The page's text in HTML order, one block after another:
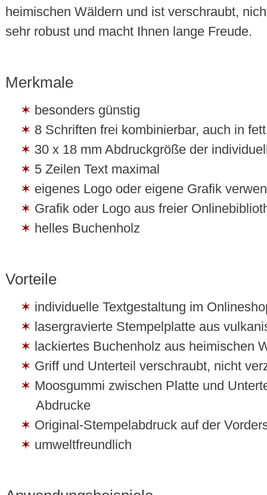
heimischen Wäldern und ist verschraubt,
sehr robust und macht Ihnen lange Freude.
Merkmale
besonders günstig
8 Schriften frei kombinierbar, auch in
30 x 18 mm Abdruckgröße der
5 Zeilen Text maximal
eigenes Logo oder eigene Grafik
Grafik oder Logo aus freier
helles Buchenholz
Vorteile
individuelle Textgestaltung im
lasergravierte Stempelplatte aus
lackiertes Buchenholz aus heimischen
Griff und Unterteil verschraubt, nicht
Moosgummi zwischen Platte und
Abdrucke
Original-Stempelabdruck auf der
umweltfreundlich